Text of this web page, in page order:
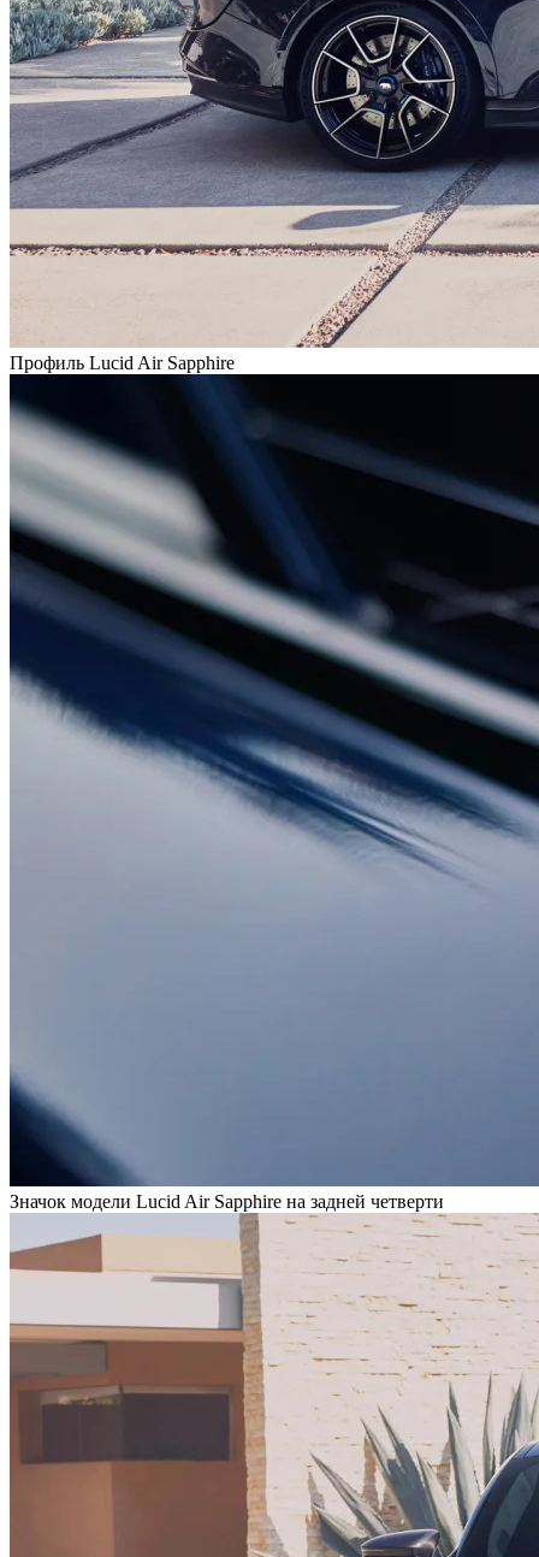
Профиль Lucid Air Sapphire
Значок модели Lucid Air Sapphire на задней четверти